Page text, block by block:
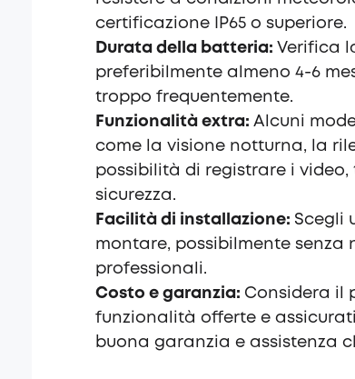
certificazione IP65 o superiore.
Durata della batteria: Verifica
preferibilmente almeno 4-6
troppo frequentemente.
Funzionalità extra: Alcuni
come la visione notturna, la
possibilità di registrare i
sicurezza.
Facilità di installazione: Scegli
montare, possibilmente senza
professionali.
Costo e garanzia: Considera il
funzionalità offerte e
buona garanzia e assistenza